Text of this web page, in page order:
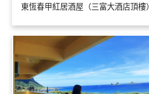
東恆春甲紅居酒屋（三富大酒店頂樓）